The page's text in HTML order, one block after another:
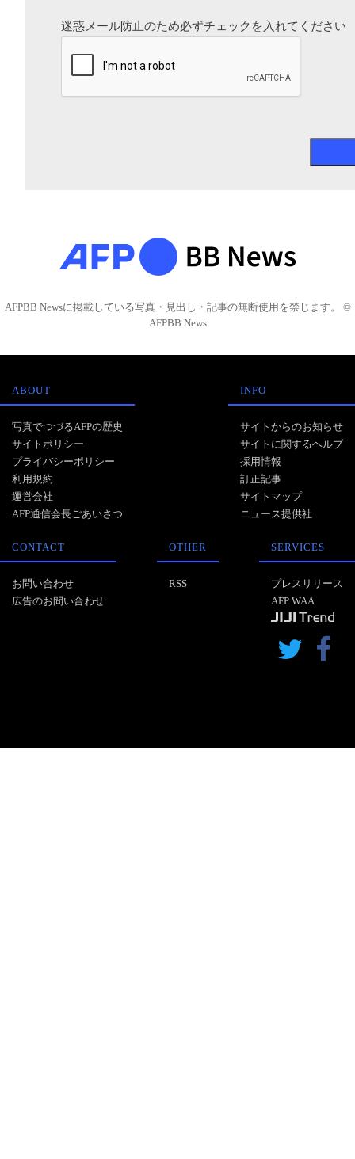
迷惑メール防止のため必ずチェックを入れてください
AFPBB Newsに掲載している写真・見出し・記事の無断使用を禁じます。 ©
AFPBB News
ABOUT
写真でつづるAFPの歴史
サイトポリシー
プライバシーポリシー
利用規約
運営会社
AFP通信会長ごあいさつ
INFO
サイトからのお知らせ
サイトに関するヘルプ
採用情報
訂正記事
サイトマップ
ニュース提供社
CONTACT
お問い合わせ
広告のお問い合わせ
OTHER
RSS
SERVICES
プレスリリース
AFP WAA